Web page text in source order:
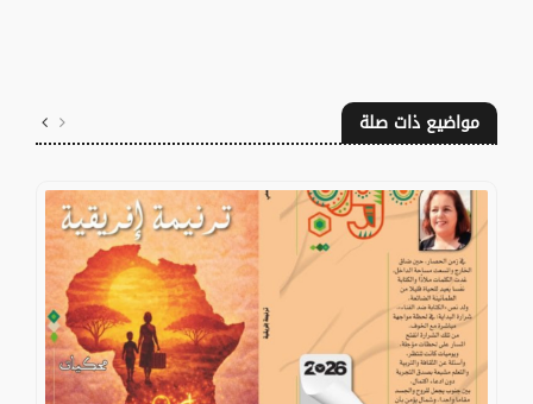
مواضيع ذات صلة